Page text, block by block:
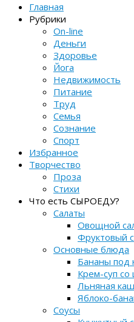
Главная
Рубрики
On-line
Деньги
Здоровье
Йога
Недвижимость
Питание
Труд
Семья
Сознание
Спорт
Избранное
Творчество
Проза
Стихи
Что есть СЫРОЕДУ?
Салаты
Овощной
Фруктовый
Основные блюда
Бананы под
Крем-суп
Льняная
Яблоко-
Соусы